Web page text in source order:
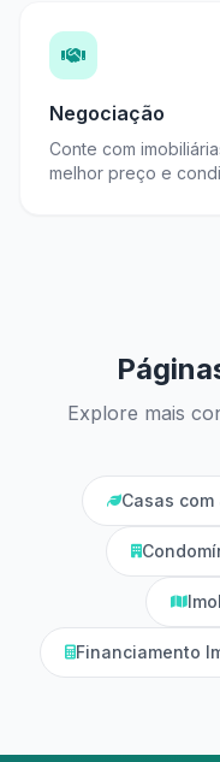
Negociação
Conte com
melhor preço e
Explore mais
Casas
Financiamento